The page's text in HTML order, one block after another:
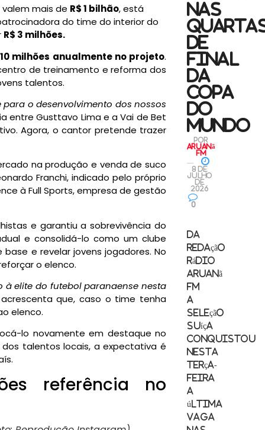
mais de R$ 1 bilhão, está
do time do interior do
R$ 3 milhões.
milhões anualmente no projeto.
de treinamento e reforma dos
talentos.
o desenvolvimento dos nossos
entre Gusttavo Lima e a Vai de Bet
Agora, o cantor pretende trazer
na produção e venda de suco
Franchi, indicado pelo próprio
à Full Sports, empresa de gestão
e garantiu a sobrevivência do
e consolidá-lo como um clube
e revelar jovens jogadores. No
o elenco.
à elite do futebol paranaense nesta
que, caso o time tenha
elenco.
lo novamente em destaque no
talentos locais, a expectativa é
referência no
nas
de
final
da
Copa
do
Mundo
por
Aruanã
FM
8 de
julho
de
2026
0
ESPORTE
Da
Redação
Rádio
Aruanã
FM
A
seleção
suíça
conquistou
nesta
terça-
feira
a
última
vaga